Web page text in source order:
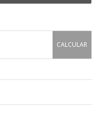
CALCULAR